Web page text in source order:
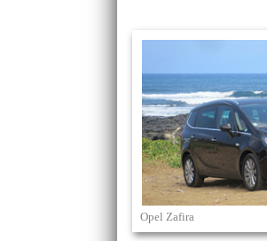
Opel Zafira